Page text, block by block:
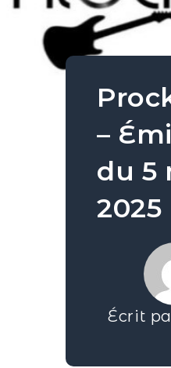
–
du 5
2025
Écrit